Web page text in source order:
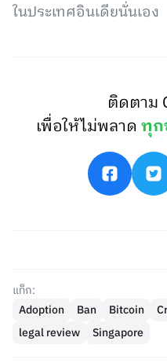
ในประเทศอินเดียนั่นเอง
ติดตาม
เพื่อให้ไม่พลาดทุก
แท็ก:
Adoption
Ban Bitcoin
legal review
Singapore